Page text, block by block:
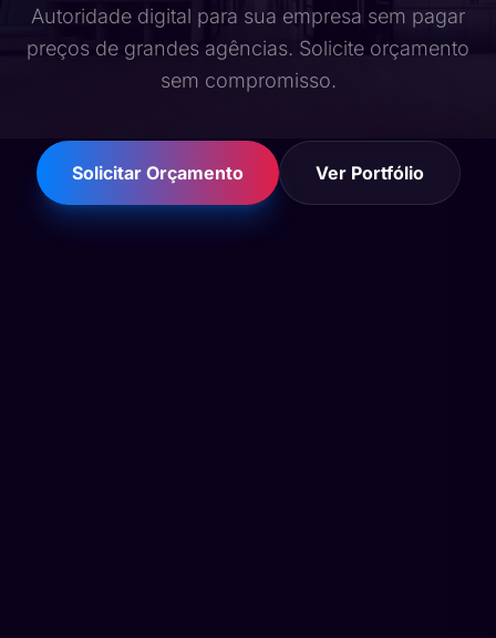
Autoridade digital para sua empresa sem pagar
preços de grandes agências. Solicite orçamento
sem compromisso.
Solicitar Orçamento Ver Portfólio